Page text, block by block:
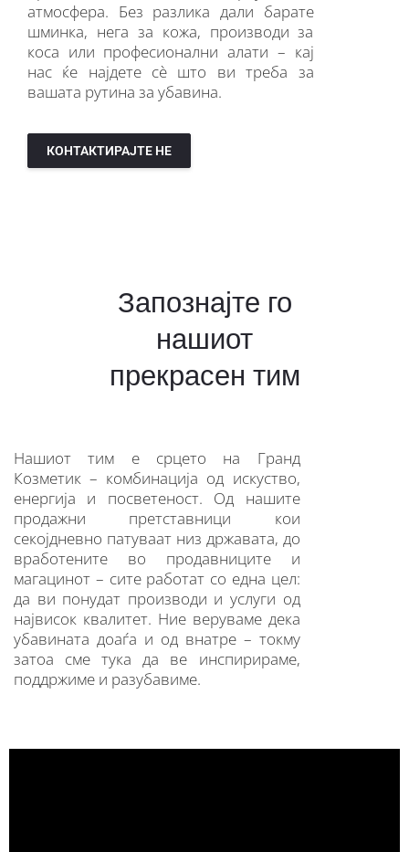
атмосфера. Без разлика дали барате
шминка, нега за кожа, производи за
коса или професионални алати – кај
нас ќе најдете сè што ви треба за
вашата рутина за убавина.
КОНТАКТИРАЈТЕ НЕ
Запознајте го
нашиот
прекрасен тим
Нашиот тим е срцето на Гранд
Козметик – комбинација од искуство,
енергија и посветеност. Од нашите
продажни претставници кои
секојдневно патуваат низ државата, до
вработените во продавниците и
магацинот – сите работат со една цел:
да ви понудат производи и услуги од
највисок квалитет. Ние веруваме дека
убавината доаѓа и од внатре – токму
затоа сме тука да ве инспирираме,
поддржиме и разубавиме.